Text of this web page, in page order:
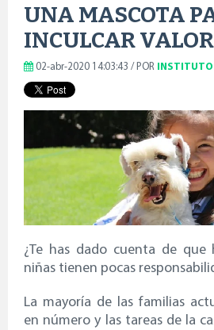
UNA MASCOTA
INCULCAR
02-abr-2020 14:03:43 / POR
¿Te has dado cuenta de
niñas tienen pocas
La mayoría de las familias
en número y las tareas de la